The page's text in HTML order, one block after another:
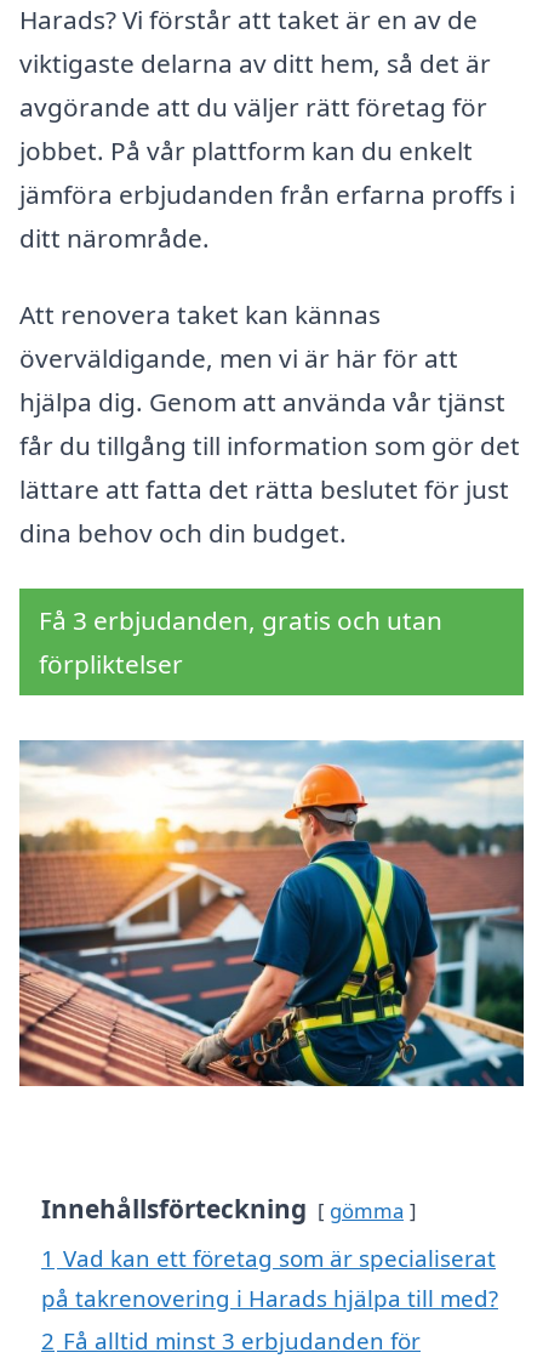
Harads? Vi förstår att taket är en av de
viktigaste delarna av ditt hem, så det är
avgörande att du väljer rätt företag för
jobbet. På vår plattform kan du enkelt
jämföra erbjudanden från erfarna proffs i
ditt närområde.
Att renovera taket kan kännas
överväldigande, men vi är här för att
hjälpa dig. Genom att använda vår tjänst
får du tillgång till information som gör det
lättare att fatta det rätta beslutet för just
dina behov och din budget.
Få 3 erbjudanden, gratis och utan
förpliktelser
Innehållsförteckning gömma
1 Vad kan ett företag som är specialiserat
på takrenovering i Harads hjälpa till med?
2 Få alltid minst 3 erbjudanden för